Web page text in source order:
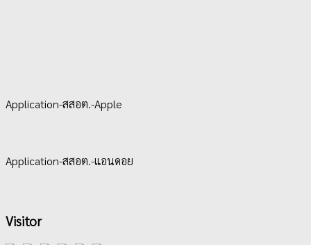
Application-สสอต.-Apple
Application-สสอต.-แอนดอย
Visitor